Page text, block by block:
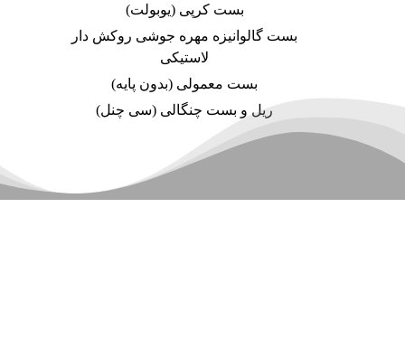
بست کرپی (یوبولت)
بست گالوانیزه مهره جوشی روکش دار
لاستیکی
بست معمولی (بدون پایه)
ریل و بست چنگالی (سی چنل)